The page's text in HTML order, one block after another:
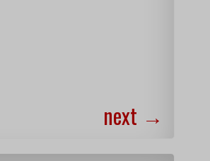
next →